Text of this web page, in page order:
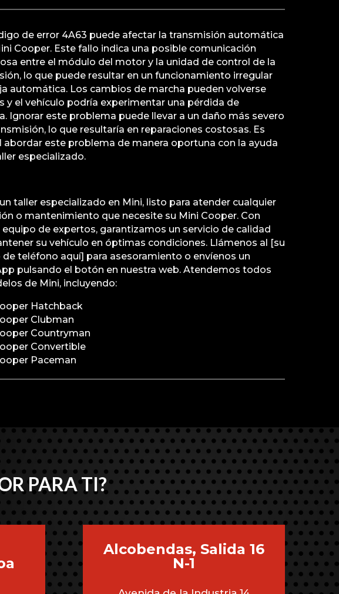
de error 4A63 puede afectar la transmisión automática
Cooper. Este fallo indica una posible comunicación
entre el módulo del motor y la unidad de control de la
lo que puede resultar en un funcionamiento irregular
automática. Los cambios de marcha pueden volverse
y el vehículo podría experimentar una pérdida de
Ignorar este problema puede llevar a un daño más severo
lo que resultaría en reparaciones costosas. Es
abordar este problema de manera oportuna con la ayuda
especializado.
taller especializado en Mini, listo para atender cualquier
o mantenimiento que necesite su Mini Cooper. Con
de expertos, garantizamos un servicio de calidad
su vehículo en óptimas condiciones. Llámenos al [su
de teléfono aquí] para asesoramiento o envíenos un
pulsando el botón en nuestra web. Atendemos todos
de Mini, incluyendo:
Hatchback
Clubman
Countryman
Convertible
Paceman
PARA TI?
Alcobendas, Salida 16
N-1